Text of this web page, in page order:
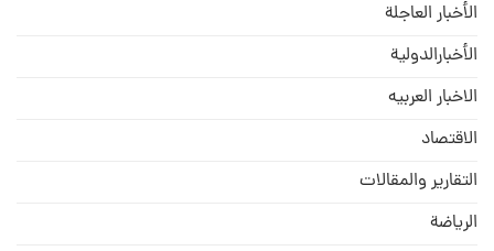
الأخبار العاجلة
الأخبارالدولية
الاخبار العربيه
الاقتصاد
التقارير والمقالات
الریاضة